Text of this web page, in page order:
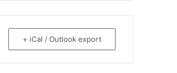
+ iCal / Outlook export